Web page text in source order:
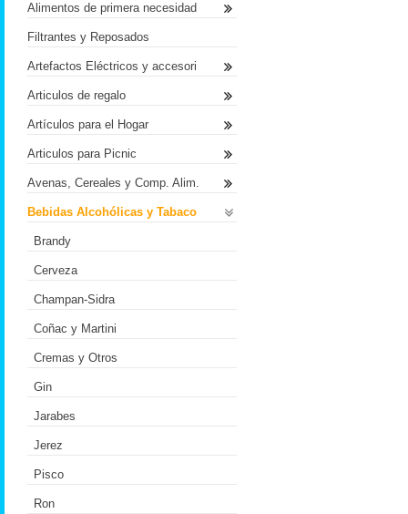
Alimentos de primera necesidad
Filtrantes y Reposados
Artefactos Eléctricos y accesori
Articulos de regalo
Artículos para el Hogar
Articulos para Picnic
Avenas, Cereales y Comp. Alim.
Bebidas Alcohólicas y Tabaco
Brandy
Cerveza
Champan-Sidra
Coñac y Martini
Cremas y Otros
Gin
Jarabes
Jerez
Pisco
Ron